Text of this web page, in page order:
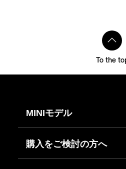
To the
MINIモデル
購入をご検討の方へ